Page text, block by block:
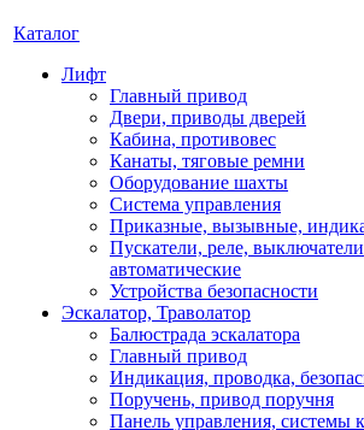
Каталог
Лифт
Главный привод
Двери, приводы дверей
Кабина, противовес
Канаты, тяговые ремни
Оборудование шахты
Система управления
Приказные, вызывные,
Пускатели, реле, выключатели
автоматические
Устройства безопасности
Эскалатор, Траволатор
Балюстрада эскалатора
Главный привод
Индикация, проводка,
Поручень, привод поручня
Панель управления, системы